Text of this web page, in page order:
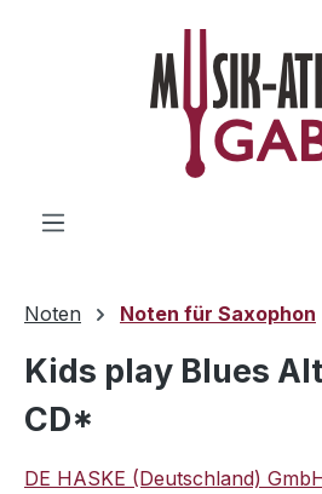
Zum Hauptinhalt springen
Noten Noten für Saxophon
Kids play Blues
CD*
DE HASKE (Deutschland)